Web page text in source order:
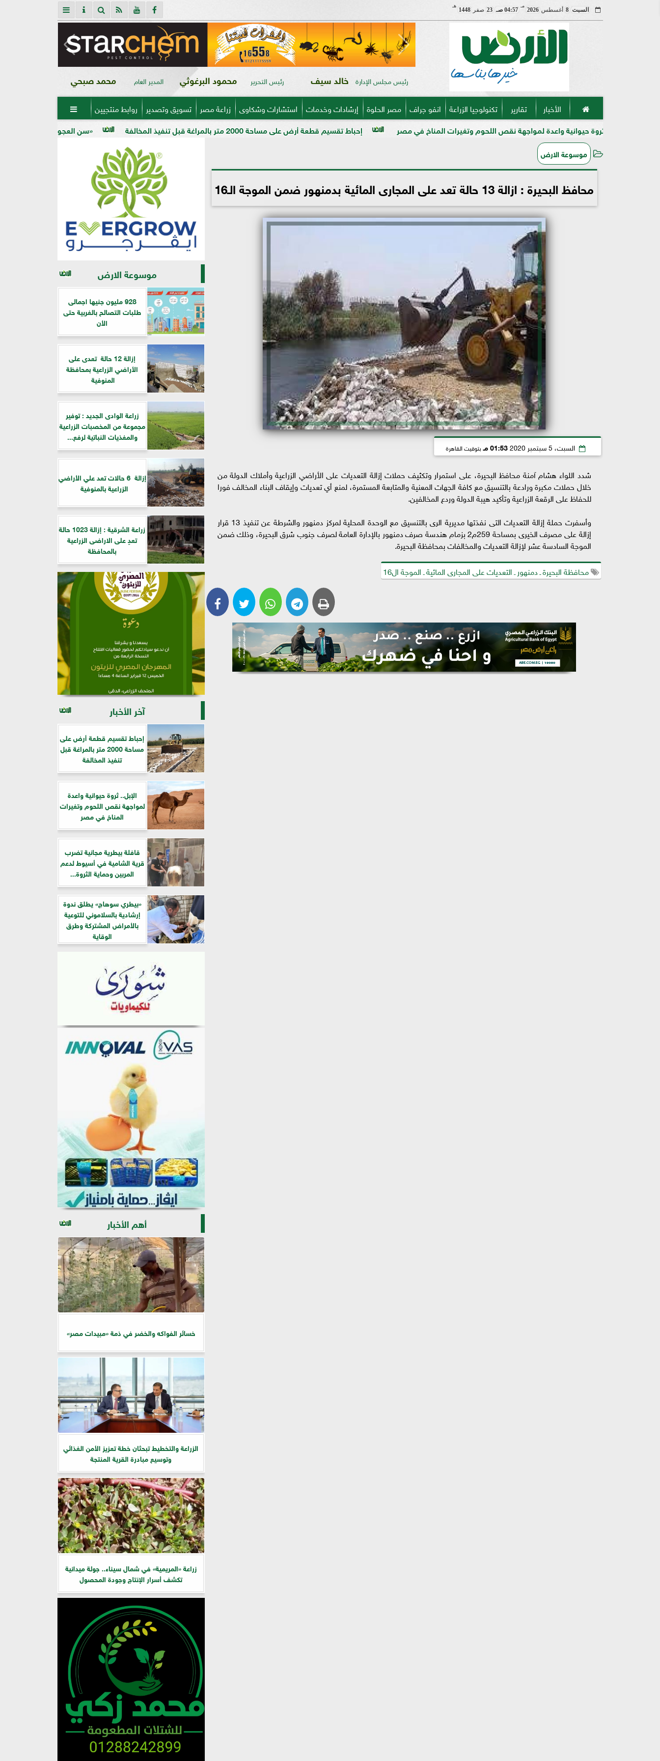
السبت 8 أغسطس2026
مـ
04:57 صـ 23 صفر1448
هـ
رئيس مجلس الإدارة خالد سيف رئيس التحرير محمود البرغوثي المدير العام محمد صبحي
الأخبار تقارير تكنولوجيا الزراعة انفو جراف مصر الحلوة إرشادات وخدمات استشارات وشكاوى زراعة مصر تسويق وتصدير روابط منتجيين 
«سن العجوز» في الذرة الشامية.. لماذا تظهر إحباط تقسيم قطعة أرض على مساحة 2000 متر بالمراغة قبل تنفيذ المخالفة ثروة حيوانية واعدة لمواجهة نقص اللحوم وتغيرات المناخ في مصر
موسوعة الارض
محافظ البحيرة : ازالة 13 حالة تعد على المجارى المائية بدمنهور ضمن الموجة الـ16
السبت، 5 سبتمبر 2020 01:53 مـ بتوقيت القاهرة
شدد اللواء هشام آمنة محافظ البحيرة، على استمرار وتكثيف حملات إزالة التعديات على الأراضي الزراعية وأملاك الدولة من
خلال حملات مكبرة ورادعة بالتنسيق مع كافة الجهات المعنية والمتابعة المستمرة، لمنع أي تعديات وإيقاف البناء المخالف فورا
للحفاظ على الرقعة الزراعية وتأكيد هيبة الدولة وردع المخالفين.
وأسفرت حملة إزالة التعديات التى نفذتها مديرية الرى بالتنسيق مع الوحدة المحلية لمركز دمنهور والشرطة عن تنفيذ 13 قرار
إزالة على مصرف الخيرى بمساحة 259م2 بزمام هندسة صرف دمنهور بالإدارة العامة لصرف جنوب شرق البحيرة، وذلك ضمن
الموجة السادسة عشر لإزالة التعديات والمخالفات بمحافظة البحيرة.
محافظة البحيرة ـ دمنهور ـ التعديات على المجارى المائية ـ الموجة ال16
موسوعة الارض
928 مليون جنيها اجمالى
طلبات التصالح بالغربية حتى
الأن
إزالة 12 حالة تعدى على
الأراضي الزراعية بمحافظة
المنوفية
زراعة الوادى الجديد : توفير
مجموعة من المخصبات الزراعية
والمغذيات النباتية لرفع...
إزالة 6 حالات تعد علي الأراضي
الزراعية بالمنوفية
زراعة الشرقية : إزالة 1023 حالة
تعدٍ على الاراضى الزراعية
بالمحافظة
آخر الأخبار
إحباط تقسيم قطعة أرض على
مساحة 2000 متر بالمراغة قبل
تنفيذ المخالفة
الإبل.. ثروة حيوانية واعدة
لمواجهة نقص اللحوم وتغيرات
المناخ في مصر
قافلة بيطرية مجانية تضرب
قرية الشامية في أسيوط لدعم
المربين وحماية الثروة...
«بيطري سوهاج» يطلق ندوة
إرشادية بالسلاموني للتوعية
بالأمراض المشتركة وطرق
الوقاية
أهم الأخبار
خسائر الفواكه والخضر في ذمة «مبيدات مصر»
الزراعة والتخطيط تبحثان خطة تعزيز الأمن الغذائي
وتوسيع مبادرة القرية المنتجة
زراعة «المريمية» في شمال سيناء.. جولة ميدانية
تكشف أسرار الإنتاج وجودة المحصول